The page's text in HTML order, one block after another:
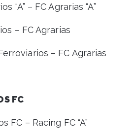
“A” – FC Agrarias “A”
– FC Agrarias
– FC Agrarias
FC
FC – Racing FC “A”